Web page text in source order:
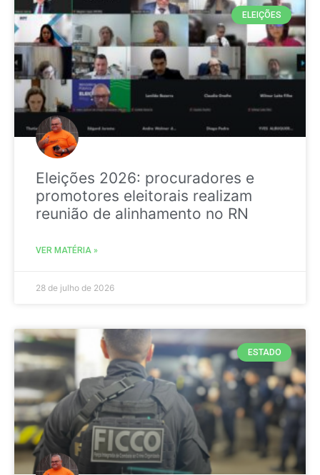
ELEIÇÕES
Eleições 2026: procuradores e
promotores eleitorais realizam
reunião de alinhamento no RN
VER MATÉRIA »
28 de julho de 2026
ESTADO